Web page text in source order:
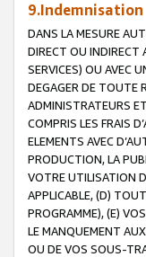
9.Indemnisation
DANS LA MESURE
DIRECT OU INDIRECT
SERVICES) OU AVEC
DEGAGER DE TOUTE
ADMINISTRATEURS
COMPRIS LES FRAIS
ELEMENTS AVEC
PRODUCTION, LA
VOTRE UTILISATION
APPLICABLE, (D)
PROGRAMME), (E)
LE MANQUEMENT
OU DE VOS SOUS-